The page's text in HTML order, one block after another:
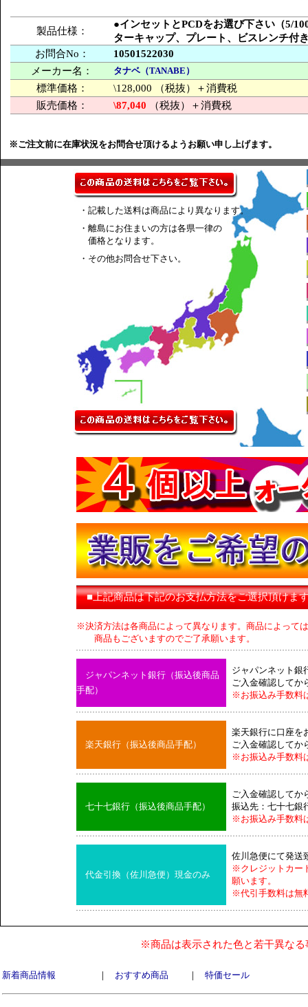
製品仕様：
●インセットとPCDをお選び下さい（5/
ターキャップ、プレート、ビスレンチ付
お問合No：
10501522030
メーカー名：
タナベ（TANABE）
標準価格：
\128,000 （税抜）＋消費税
販売価格：
\87,040 （税抜）＋消費税
※ご注文前に在庫状況をお問合せ頂けるようお願い申し上げます。
・記載した送料は商品により異なります。
・離島にお住まいの方は各県一律の
価格となります。
・その他お問合せ下さい。
■上記商品は下記のお支払方法をご選択頂けま
※決済方法は各商品によって異なります。商品によって
商品もございますのでご了承願います。
ジャパンネット銀行（振込後商品
手配）
ジャパンネット銀
ご入金確認してか
※お振込み手数料
楽天銀行（振込後商品手配）
楽天銀行に口座を
ご入金確認してか
※お振込み手数料
七十七銀行（振込後商品手配）
ご入金確認してか
振込先：七十七銀
※お振込み手数料
代金引換（佐川急便）現金のみ
佐川急便にて発送
※クレジットカー
願います。
※代引手数料は無
※商品は表示された色と若干異な
新着商品情報 ｜ おすすめ商品 ｜ 特価セール